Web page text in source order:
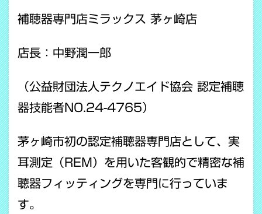
補聴器専門店ミラックス 茅ヶ崎店
店長：中野潤一郎
（公益財団法人テクノエイド協会 認定補聴
器技能者NO.24-4765）
茅ヶ崎市初の認定補聴器専門店として、実
耳測定（REM）を用いた客観的で精密な補
聴器フィッティングを専門に行っていま
す。